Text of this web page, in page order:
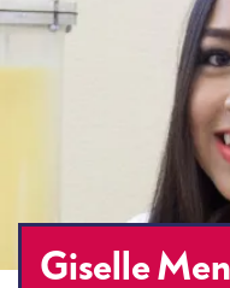
Giselle